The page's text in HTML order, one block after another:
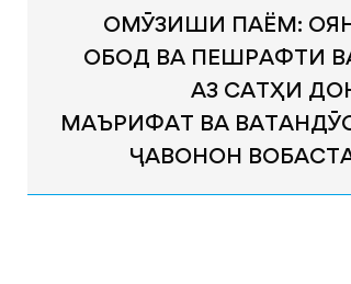
ОМӮЗИШИ ПАЁМ:
ОБОД ВА ПЕШРАФТИ
АЗ САТҲИ
МАЪРИФАТ ВА
ҶАВОНОН